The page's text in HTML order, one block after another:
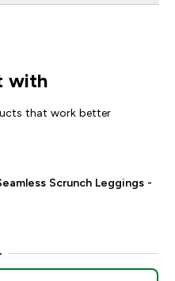
with
that work better
Scrunch Leggings -